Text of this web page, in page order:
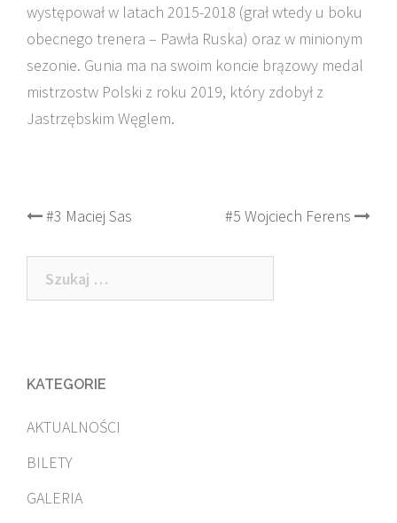
występował w latach 2015-2018 (grał wtedy u boku
obecnego trenera – Pawła Ruska) oraz w minionym
sezonie. Gunia ma na swoim koncie brązowy medal
mistrzostw Polski z roku 2019, który zdobył z
Jastrzębskim Węglem.
Post
navigation
#3 Maciej Sas #5 Wojciech Ferens
Szukaj:
KATEGORIE
AKTUALNOŚCI
BILETY
GALERIA